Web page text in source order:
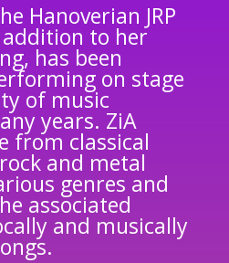
Hanoverian JRP
to her
has been
on stage
of music
years. ZiA
from classical
and metal
genres and
associated
and musically